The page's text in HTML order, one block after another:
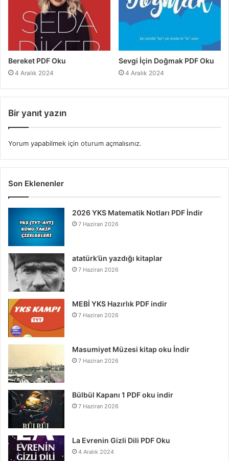
Bereket PDF Oku
4 Aralık 2024
Sevgi İçin Doğmak PDF Oku
4 Aralık 2024
Bir yanıt yazın
Yorum yapabilmek için oturum açmalısınız.
Son Eklenenler
2026 YKS Matematik Notları PDF İndir
7 Haziran 2026
atatürk’ün yazdığı kitaplar
7 Haziran 2026
MEBİ YKS Hazırlık PDF indir
7 Haziran 2026
Masumiyet Müzesi kitap oku İndir
7 Haziran 2026
Bülbül Kapanı 1 PDF oku indir
7 Haziran 2026
La Evrenin Gizli Dili PDF Oku
4 Aralık 2024